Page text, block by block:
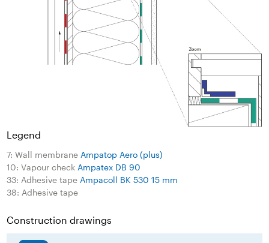
Legend
7: Wall membrane Ampatop Aero (plus)
10: Vapour check Ampatex DB 90
33: Adhesive tape Ampacoll BK 530 15 mm
38: Adhesive tape
Construction drawings